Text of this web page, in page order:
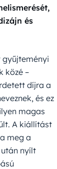
és
közé –
díjra a
és ez
magas
A kiállítást
meg a
után nyílt